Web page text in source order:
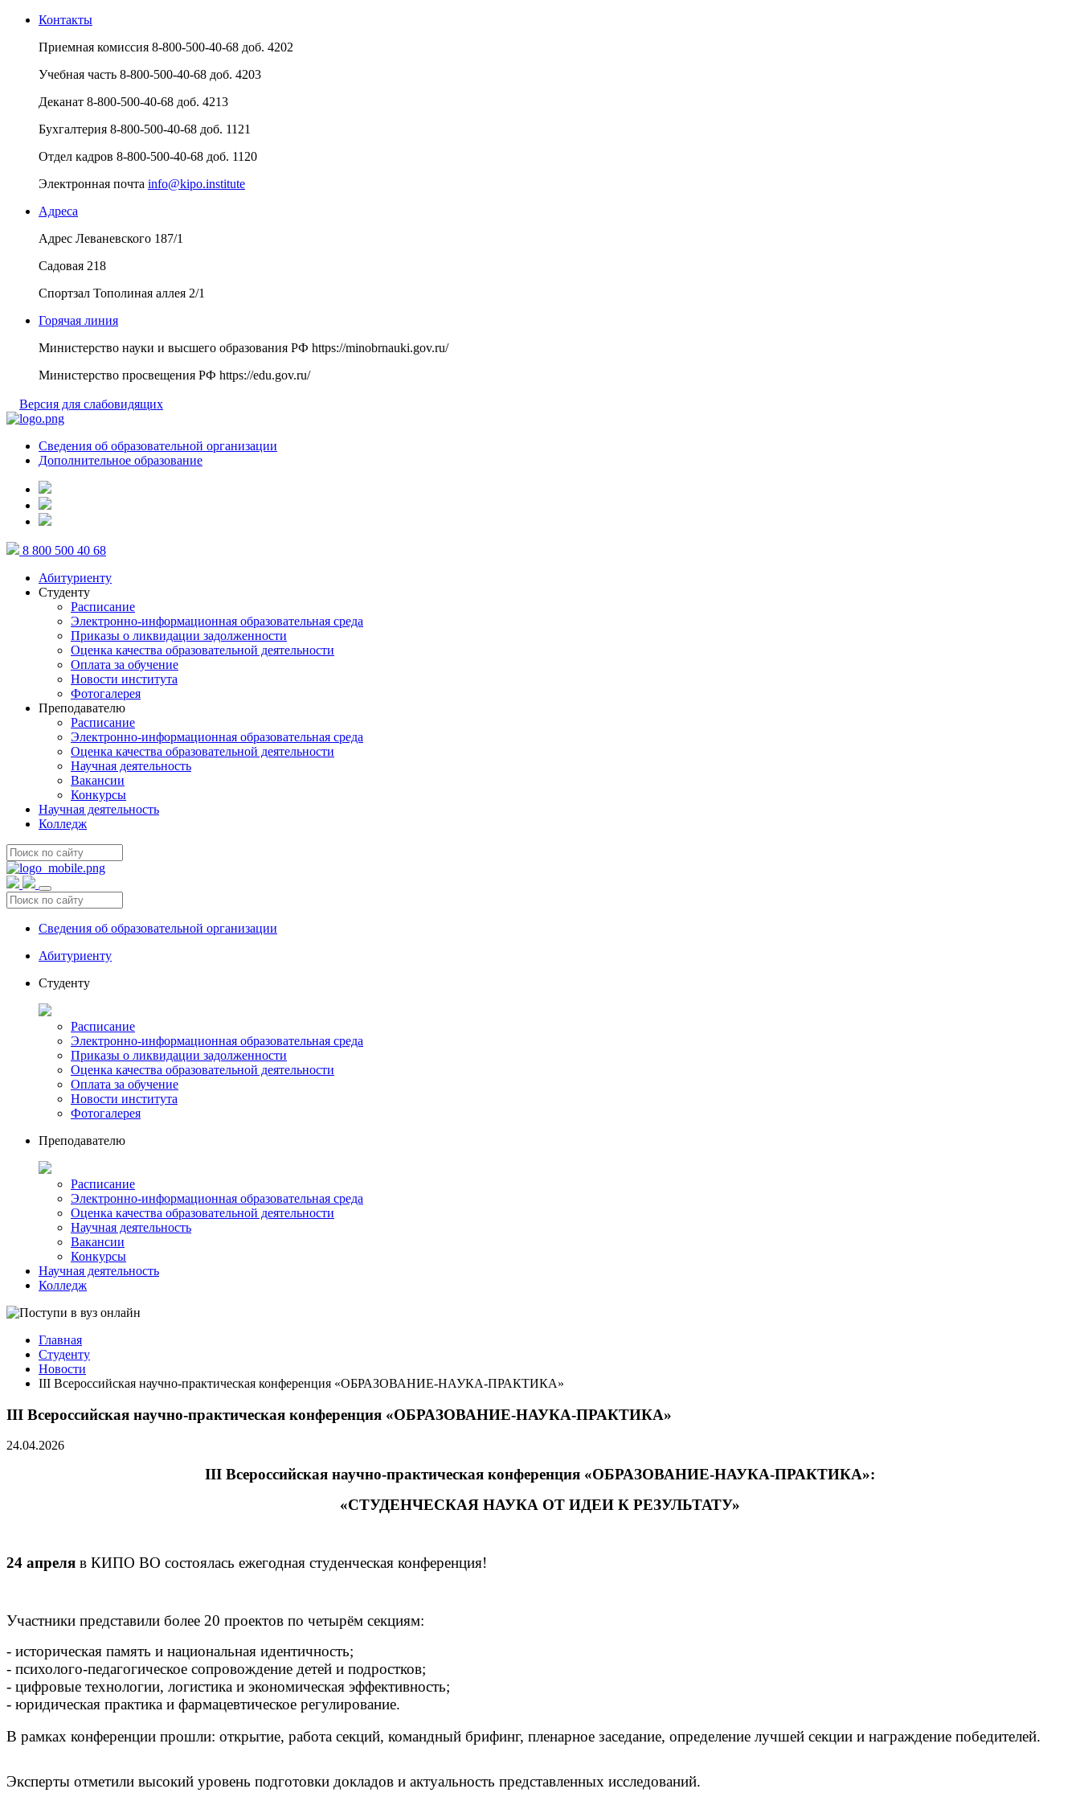
Контакты
Приемная комиссия 8-800-500-40-68 доб. 4202
Учебная часть 8-800-500-40-68 доб. 4203
Деканат 8-800-500-40-68 доб. 4213
Бухгалтерия 8-800-500-40-68 доб. 1121
Отдел кадров 8-800-500-40-68 доб. 1120
Электронная почта info@kipo.institute
Адреса
Адрес Леваневского 187/1
Садовая 218
Спортзал Тополиная аллея 2/1
Горячая линия
Министерство науки и высшего образования РФ https://minobrnauki.gov.ru/
Министерство просвещения РФ https://edu.gov.ru/
Версия для слабовидящих
Сведения об образовательной организации
Дополнительное образование
8 800 500 40 68
Абитуриенту
Студенту
Расписание
Электронно-информационная образовательная среда
Приказы о ликвидации задолженности
Оценка качества образовательной деятельности
Оплата за обучение
Новости института
Фотогалерея
Преподавателю
Расписание
Электронно-информационная образовательная среда
Оценка качества образовательной деятельности
Научная деятельность
Вакансии
Конкурсы
Научная деятельность
Колледж
Сведения об образовательной организации
Абитуриенту
Студенту
Расписание
Электронно-информационная образовательная среда
Приказы о ликвидации задолженности
Оценка качества образовательной деятельности
Оплата за обучение
Новости института
Фотогалерея
Преподавателю
Расписание
Электронно-информационная образовательная среда
Оценка качества образовательной деятельности
Научная деятельность
Вакансии
Конкурсы
Научная деятельность
Колледж
Главная
Студенту
Новости
III Всероссийская научно-практическая конференция «ОБРАЗОВАНИЕ-НАУКА-ПРАКТИКА»
III Всероссийская научно-практическая конференция «ОБРАЗОВАНИЕ-НАУКА-ПРАКТИКА»
24.04.2026
III Всероссийская научно-практическая конференция «ОБРАЗОВАНИЕ-НАУКА-ПРАКТИКА»:
«СТУДЕНЧЕСКАЯ НАУКА ОТ ИДЕИ К РЕЗУЛЬТАТУ»
24 апреля в КИПО ВО состоялась ежегодная студенческая конференция!
Участники представили более 20 проектов по четырём секциям:
- историческая память и национальная идентичность;
- психолого-педагогическое сопровождение детей и подростков;
- цифровые технологии, логистика и экономическая эффективность;
- юридическая практика и фармацевтическое регулирование.
В рамках конференции прошли: открытие, работа секций, командный брифинг, пленарное заседание, определение лучшей секции и награждение победителей.
Эксперты отметили высокий уровень подготовки докладов и актуальность представленных исследований.